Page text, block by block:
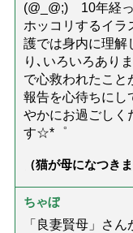
(@_@;) 10年経
ホッコリするイ
護では身内に理解
り､いろいろあり
で心救われたこと
報告を心待ちにし
やかにお過ごしく
す☆*゜
（猫が母になつき
ちゃぼ
「良妻賢母」さ